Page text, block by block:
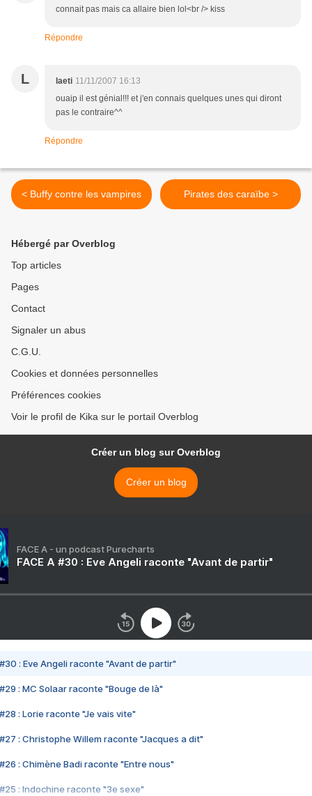
connait pas mais ca allaire bien lol<br /> kiss
Répondre
L laeti 11/11/2007 16:13
ouaip il est génial!!! et j'en connais quelques unes qui diront
pas le contraire^^
Répondre
< Buffy contre les vampires Pirates des caraïbe >
Hébergé par Overblog
Top articles
Pages
Contact
Signaler un abus
C.G.U.
Cookies et données personnelles
Préférences cookies
Voir le profil de Kika sur le portail Overblog
Créer un blog sur Overblog
Créer un blog
FACE A - un podcast Purecharts
FACE A #30 : Eve Angeli raconte "Avant de partir"
#30 : Eve Angeli raconte "Avant de partir"
#29 : MC Solaar raconte "Bouge de là"
#28 : Lorie raconte "Je vais vite"
#27 : Christophe Willem raconte "Jacques a dit"
#26 : Chimène Badi raconte "Entre nous"
#25 : Indochine raconte "3e sexe"